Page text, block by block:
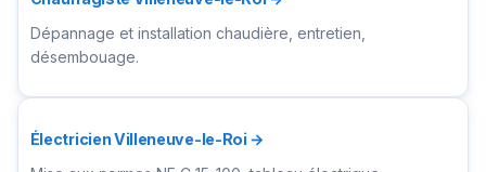
Dépannage et installation chaudière, entretien,
désembouage.
Électricien Villeneuve-le-Roi →